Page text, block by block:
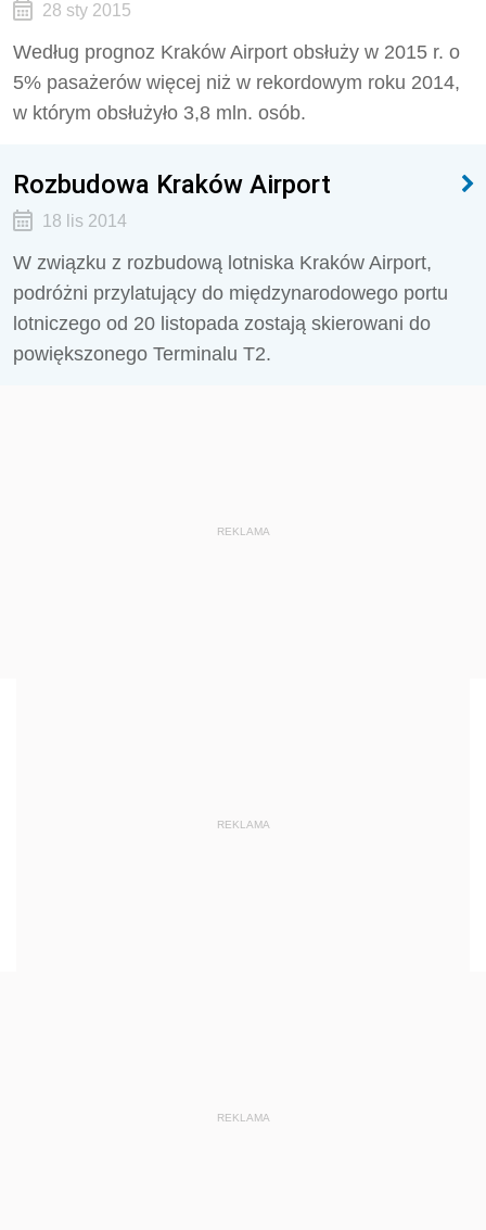
28 sty 2015
Według prognoz Kraków Airport obsłuży w 2015 r. o
5% pasażerów więcej niż w rekordowym roku 2014,
w którym obsłużyło 3,8 mln. osób.
Rozbudowa Kraków Airport
18 lis 2014
W związku z rozbudową lotniska Kraków Airport,
podróżni przylatujący do międzynarodowego portu
lotniczego od 20 listopada zostają skierowani do
powiększonego Terminalu T2.
REKLAMA
REKLAMA
REKLAMA